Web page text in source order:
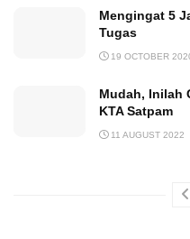
Mengingat 5
Tugas
19 OCTOBER
Mudah, Inilah
KTA Satpam
11 AUGUST 2022